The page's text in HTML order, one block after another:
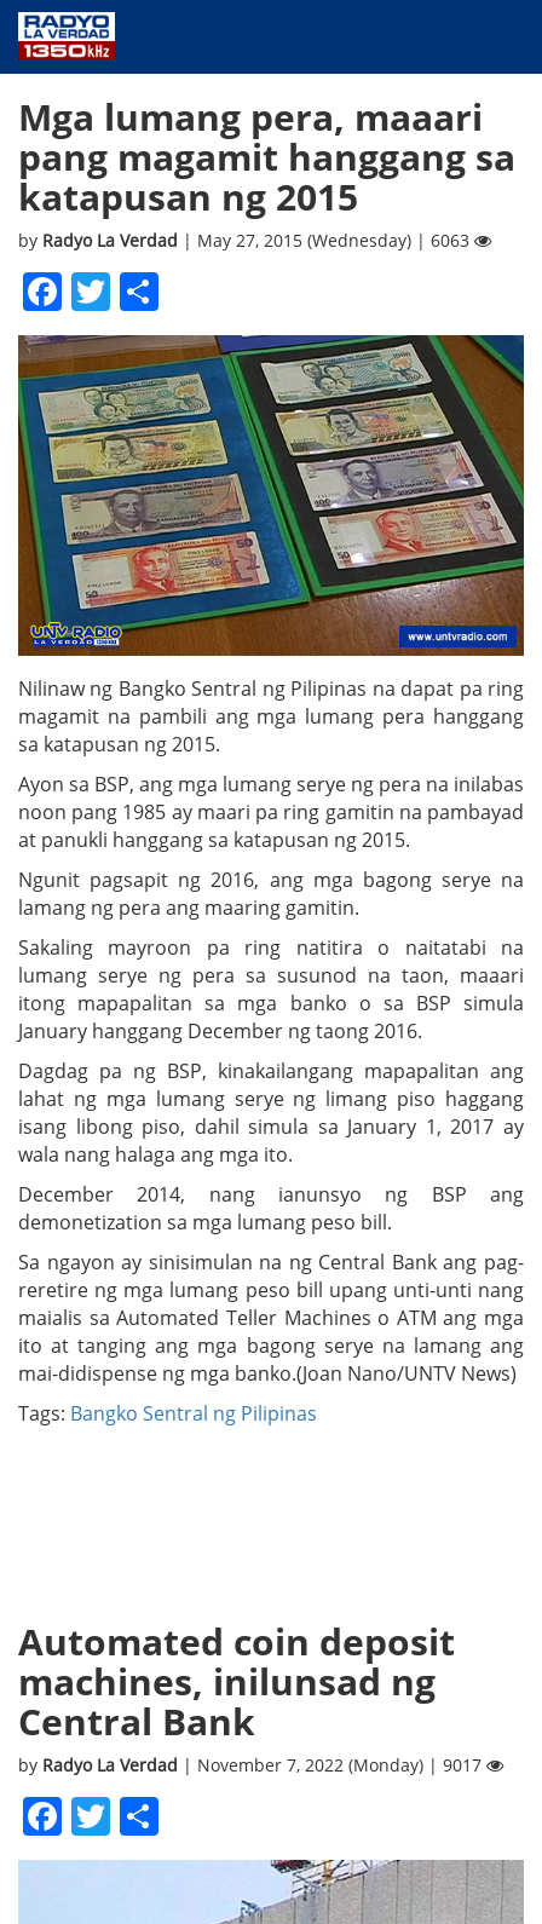
PUBLIC SERVICE
ANNOUNCEMENTS
PROGRAMS
ABOUT
Mga lumang pera, maaari
pang magamit hanggang sa
katapusan ng 2015
by Radyo La Verdad | May 27, 2015 (Wednesday) | 6063
Facebook
Twitter
Nilinaw ng Bangko Sentral ng Pilipinas na dapat pa ring
magamit na pambili ang mga lumang pera hanggang
sa katapusan ng 2015.
Ayon sa BSP, ang mga lumang serye ng pera na inilabas
noon pang 1985 ay maari pa ring gamitin na pambayad
at panukli hanggang sa katapusan ng 2015.
Ngunit pagsapit ng 2016, ang mga bagong serye na
lamang ng pera ang maaring gamitin.
Sakaling mayroon pa ring natitira o naitatabi na
lumang serye ng pera sa susunod na taon, maaari
itong mapapalitan sa mga banko o sa BSP simula
January hanggang December ng taong 2016.
Dagdag pa ng BSP, kinakailangang mapapalitan ang
lahat ng mga lumang serye ng limang piso haggang
isang libong piso, dahil simula sa January 1, 2017 ay
wala nang halaga ang mga ito.
December 2014, nang ianunsyo ng BSP ang
demonetization sa mga lumang peso bill.
Sa ngayon ay sinisimulan na ng Central Bank ang pag-
reretire ng mga lumang peso bill upang unti-unti nang
maialis sa Automated Teller Machines o ATM ang mga
ito at tanging ang mga bagong serye na lamang ang
mai-didispense ng mga banko.(Joan Nano/UNTV News)
Tags: Bangko Sentral ng Pilipinas
Automated coin deposit
machines, inilunsad ng
Central Bank
by Radyo La Verdad | November 7, 2022 (Monday) | 9017
Facebook
Twitter